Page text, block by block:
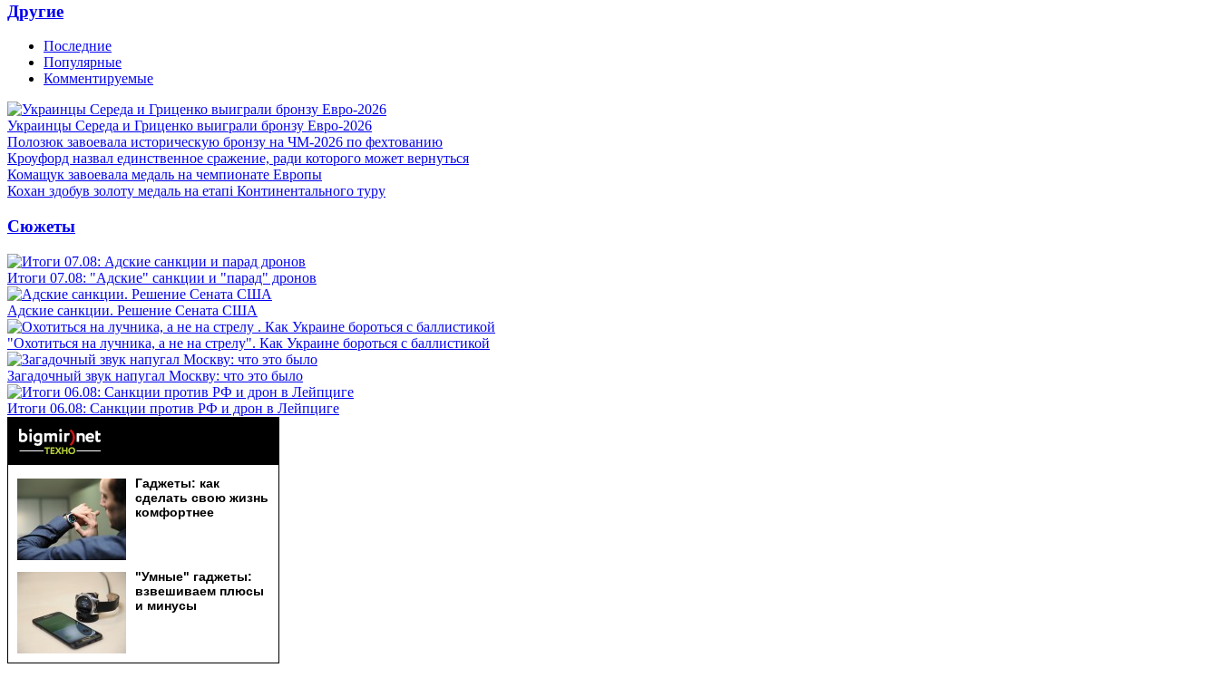
Другие
Последние
Популярные
Комментируемые
Украинцы Середа и Гриценко выиграли бронзу Евро-2026
Полозюк завоевала историческую бронзу на ЧМ-2026 по фехтованию
Кроуфорд назвал единственное сражение, ради которого может вернуться
Комащук завоевала медаль на чемпионате Европы
Кохан здобув золоту медаль на етапі Континентального туру
Сюжеты
Итоги 07.08: "Адские" санкции и "парад" дронов
Адские санкции. Решение Сената США
"Охотиться на лучника, а не на стрелу". Как Украине бороться с баллистикой
Загадочный звук напугал Москву: что это было
Итоги 06.08: Санкции против РФ и дрон в Лейпциге